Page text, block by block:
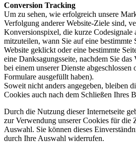
Conversion Tracking
Um zu sehen, wie erfolgreich unsere
Verfolgung anderer Website-Ziele sind,
Konversionspixel, die kurze Codesignale
mitzuteilen, wann Sie auf eine bestimmte
Website geklickt oder eine bestimmte
eine Danksagungsseite, nachdem Sie
bei einem unserer Dienste abgeschlossen
Formulare ausgefüllt haben).
Soweit nicht anders angegeben, bleiben
Cookies auch nach dem Schließen Ihres
Durch die Nutzung dieser Internetseite
zur Verwendung unserer Cookies für die
Auswahl. Sie können dieses
durch Ihre Auswahl widerrufen.